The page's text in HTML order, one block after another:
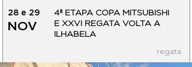
28 e 29
NOV
4ª ETAPA COPA MITSUBISHI
E XXVI REGATA VOLTA A
ILHABELA
regata